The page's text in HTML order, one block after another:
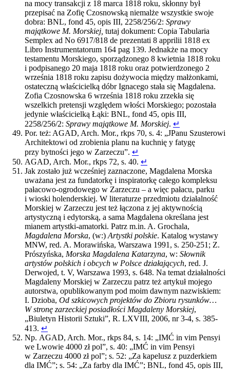
na mocy transakcji z 18 marca 1818 roku, skłonny był
przepisać na Zofię Czosnowską niemalże wszystkie swoje
dobra: BNL, fond 45, opis III, 2258/256/2: Sprawy
majątkowe M. Morskiej, tutaj dokument: Copia Tabularia
Semplex ad No 6917/818 de prezentati 8 apprilii 1818 ex
Libro Instrumentatorum 164 pag 139. Jednakże na mocy
testamentu Morskiego, sporządzonego 8 kwietnia 1818 roku
i podpisanego 20 maja 1818 roku oraz potwierdzonego 2
września 1818 roku zapisu dożywocia między małżonkami,
ostateczną właścicielką dóbr Ignacego stała się Magdalena.
Zofia Czosnowska 6 września 1818 roku zrzekła się
wszelkich pretensji względem włości Morskiego; pozostała
jedynie właścicielką Łąki: BNL, fond 45, opis III,
2258/256/2: Sprawy majątkowe M. Morskiej. ↵
Por. też: AGAD, Arch. Mor., rkps 70, s. 4: „JPanu Szusterowi
Architektowi od zrobienia planu na kuchnię y fatygę
przy bytności jego w Zarzeczu”. ↵
AGAD, Arch. Mor., rkps 72, s. 40. ↵
Jak zostało już wcześniej zaznaczone, Magdalena Morska
uważana jest za fundatorkę i inspiratorkę całego kompleksu
pałacowo-ogrodowego w Zarzeczu – a więc pałacu, parku
i wioski holenderskiej. W literaturze przedmiotu działalność
Morskiej w Zarzeczu jest też łączona z jej aktywnością
artystyczną i edytorską, a sama Magdalena określana jest
mianem artystki-amatorki. Patrz m.in. A. Grochala,
Magdalena Morska, (w:) Artystki polskie. Katalog wystawy
MNW, red. A. Morawińska, Warszawa 1991, s. 250-251; Z.
Prószyńska, Morska Magdalena Katarzyna, w: Słownik
artystów polskich i obcych w Polsce działających, red. J.
Derwojed, t. V, Warszawa 1993, s. 648. Na temat działalności
Magdaleny Morskiej w Zarzeczu patrz też artykuł mojego
autorstwa, opublikowanym pod moim dawnym nazwiskiem:
I. Dzioba, Od szkicowych projektów do Zbioru rysunków…
W stronę zarzeckiej posiadłości Magdaleny Morskiej,
„Biuletyn Historii Sztuki”, R. LXVIII, 2006, nr 3-4, s. 385-
413. ↵
Np. AGAD, Arch. Mor., rkps 84, s. 14: „IMĆ in vim Pensyi
we Lwowie 4000 zł pol”, s. 40: „IMĆ in vim Pensyi
w Zarzeczu 4000 zł pol”; s. 52: „Za kapelusz z puzderkiem
dla IMĆ”; s. 54: „Za farby dla IMĆ”; BNL, fond 45, opis III,